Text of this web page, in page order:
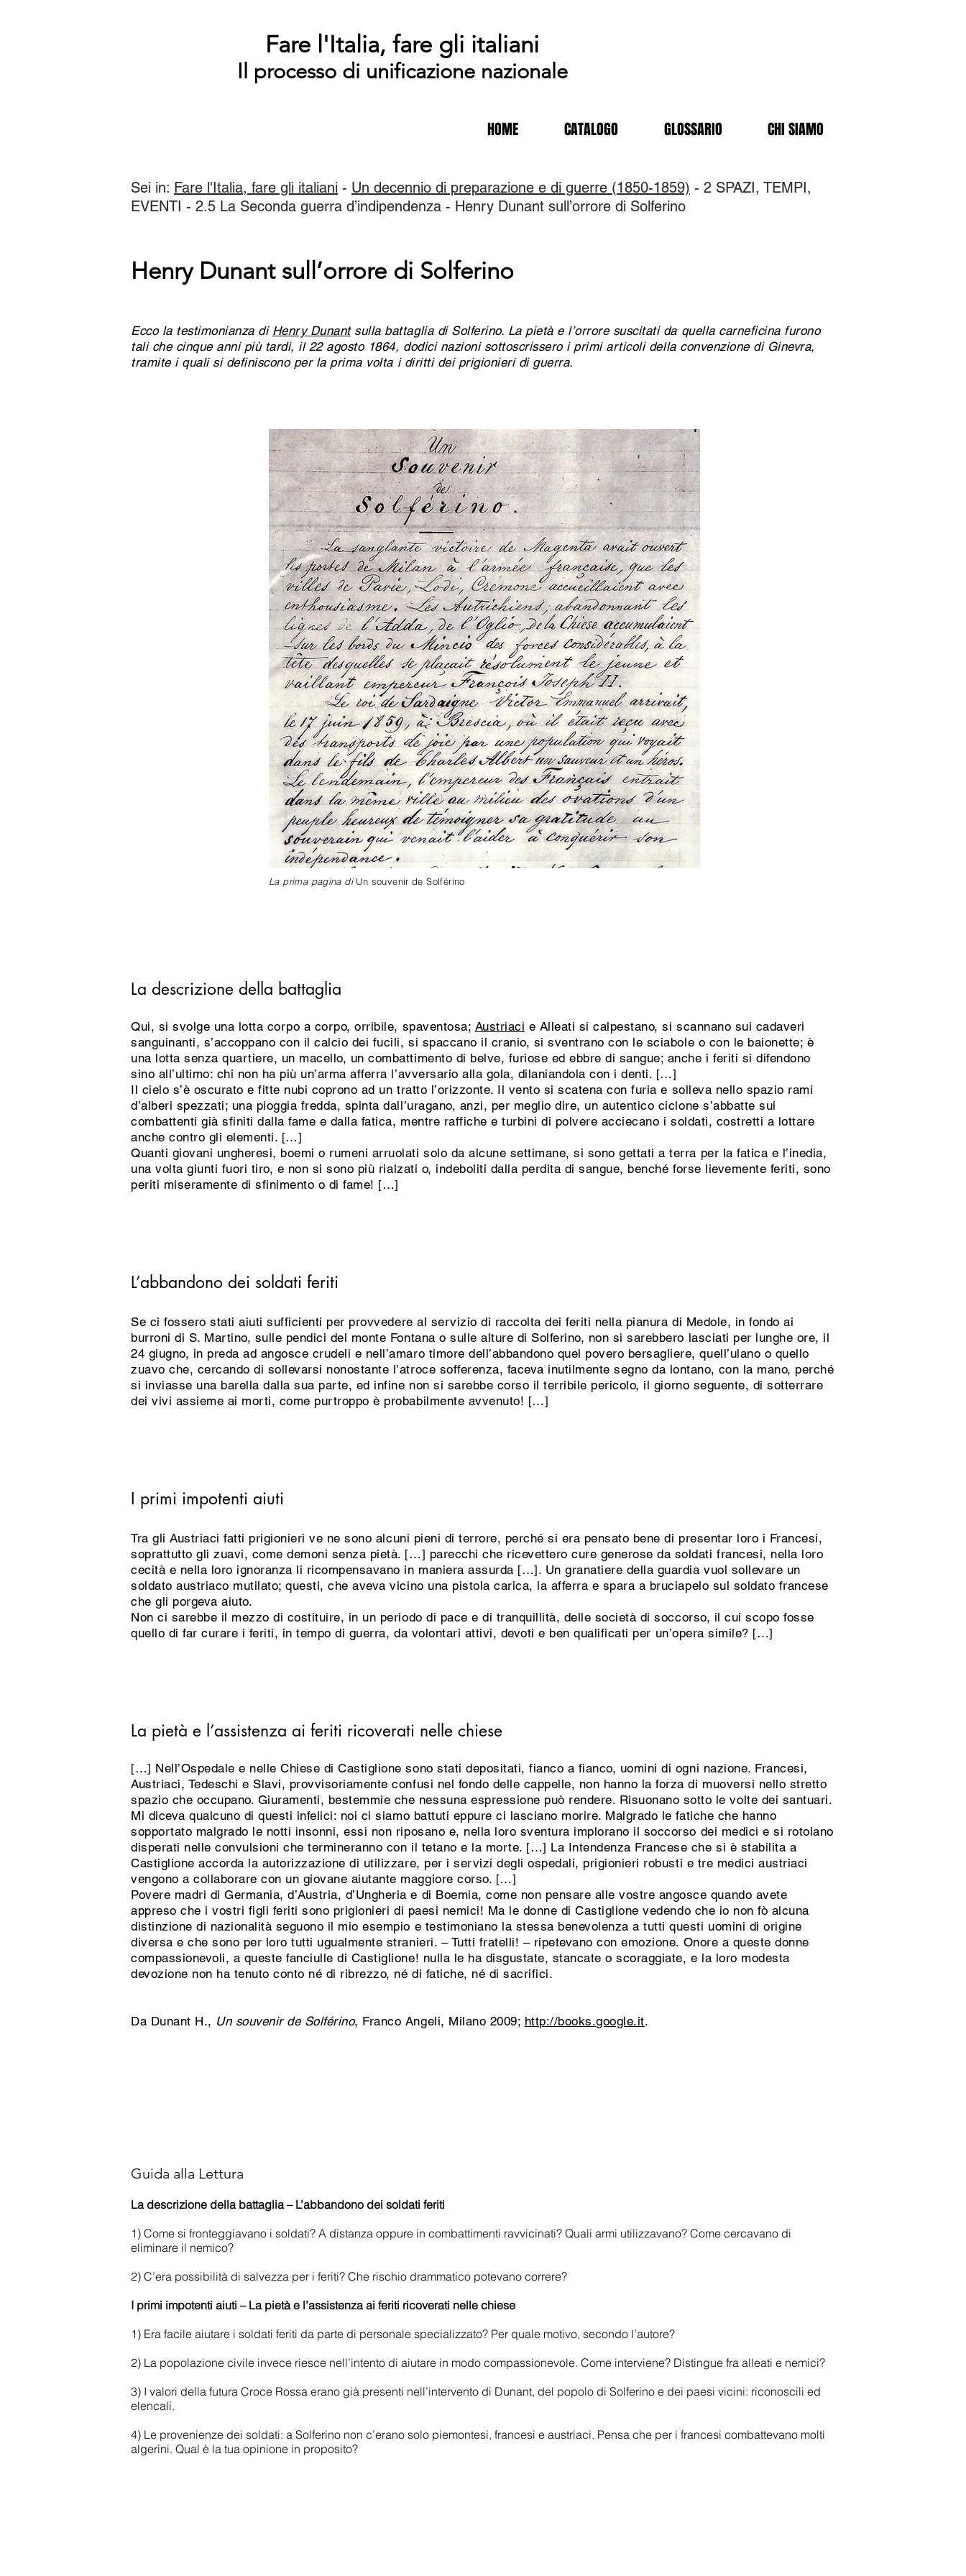
Fare l'Italia, fare gli italiani
Il processo di unificazione nazionale
HOME CATALOGO GLOSSARIO CHI SIAMO
Sei in: Fare l'Italia, fare gli italiani - Un decennio di preparazione e di guerre (1850-1859) - 2 SPAZI, TEMPI,
EVENTI - 2.5 La Seconda guerra d’indipendenza - Henry Dunant sull’orrore di Solferino
Henry Dunant sull’orrore di Solferino
Ecco la testimonianza di Henry Dunantsulla battaglia di Solferino. La pietà e l’orrore suscitati da quella carneficina furono
tali che cinque anni più tardi, il 22 agosto 1864, dodici nazioni sottoscrissero i primi articoli della convenzione di Ginevra,
tramite i quali si definiscono per la prima volta i diritti dei prigionieri di guerra.
La prima pagina di Un souvenir de Solférino
La descrizione della battaglia
Qui, si svolge una lotta corpo a corpo, orribile, spaventosa; Austriaci e Alleati si calpestano, si scannano sui cadaveri
sanguinanti, s’accoppano con il calcio dei fucili, si spaccano il cranio, si sventrano con le sciabole o con le baionette; è
una lotta senza quartiere, un macello, un combattimento di belve, furiose ed ebbre di sangue; anche i feriti si difendono
sino all’ultimo: chi non ha più un’arma afferra l’avversario alla gola, dilaniandola con i denti. […]
Il cielo s’è oscurato e fitte nubi coprono ad un tratto l’orizzonte. Il vento si scatena con furia e solleva nello spazio rami
d’alberi spezzati; una pioggia fredda, spinta dall’uragano, anzi, per meglio dire, un autentico ciclone s’abbatte sui
combattenti già sfiniti dalla fame e dalla fatica, mentre raffiche e turbini di polvere acciecano i soldati, costretti a lottare
anche contro gli elementi. […]
Quanti giovani ungheresi, boemi o rumeni arruolati solo da alcune settimane, si sono gettati a terra per la fatica e l’inedia,
una volta giunti fuori tiro, e non si sono più rialzati o, indeboliti dalla perdita di sangue, benché forse lievemente feriti, sono
periti miseramente di sfinimento o di fame! […]
L’abbandono dei soldati feriti
Se ci fossero stati aiuti sufficienti per provvedere al servizio di raccolta dei feriti nella pianura di Medole, in fondo ai
burroni di S. Martino, sulle pendici del monte Fontana o sulle alture di Solferino, non si sarebbero lasciati per lunghe ore, il
24 giugno, in preda ad angosce crudeli e nell’amaro timore dell’abbandono quel povero bersagliere, quell’ulano o quello
zuavo che, cercando di sollevarsi nonostante l’atroce sofferenza, faceva inutilmente segno da lontano, con la mano, perché
si inviasse una barella dalla sua parte, ed infine non si sarebbe corso il terribile pericolo, il giorno seguente, di sotterrare
dei vivi assieme ai morti, come purtroppo è probabilmente avvenuto! […]
I primi impotenti aiuti
Tra gli Austriaci fatti prigionieri ve ne sono alcuni pieni di terrore, perché si era pensato bene di presentar loro i Francesi,
soprattutto gli zuavi, come demoni senza pietà. […] parecchi che ricevettero cure generose da soldati francesi, nella loro
cecità e nella loro ignoranza li ricompensavano in maniera assurda […]. Un granatiere della guardia vuol sollevare un
soldato austriaco mutilato; questi, che aveva vicino una pistola carica, la afferra e spara a bruciapelo sul soldato francese
che gli porgeva aiuto.
Non ci sarebbe il mezzo di costituire, in un periodo di pace e di tranquillità, delle società di soccorso, il cui scopo fosse
quello di far curare i feriti, in tempo di guerra, da volontari attivi, devoti e ben qualificati per un’opera simile? […]
La pietà e l’assistenza ai feriti ricoverati nelle chiese
[…] Nell’Ospedale e nelle Chiese di Castiglione sono stati depositati, fianco a fianco, uomini di ogni nazione. Francesi,
Austriaci, Tedeschi e Slavi, provvisoriamente confusi nel fondo delle cappelle, non hanno la forza di muoversi nello stretto
spazio che occupano. Giuramenti, bestemmie che nessuna espressione può rendere. Risuonano sotto le volte dei santuari.
Mi diceva qualcuno di questi infelici: noi ci siamo battuti eppure ci lasciano morire. Malgrado le fatiche che hanno
sopportato malgrado le notti insonni, essi non riposano e, nella loro sventura implorano il soccorso dei medici e si rotolano
disperati nelle convulsioni che termineranno con il tetano e la morte. […] La Intendenza Francese che si è stabilita a
Castiglione accorda la autorizzazione di utilizzare, per i servizi degli ospedali, prigionieri robusti e tre medici austriaci
vengono a collaborare con un giovane aiutante maggiore corso. […]
Povere madri di Germania, d’Austria, d’Ungheria e di Boemia, come non pensare alle vostre angosce quando avete
appreso che i vostri figli feriti sono prigionieri di paesi nemici! Ma le donne di Castiglione vedendo che io non fò alcuna
distinzione di nazionalità seguono il mio esempio e testimoniano la stessa benevolenza a tutti questi uomini di origine
diversa e che sono per loro tutti ugualmente stranieri. – Tutti fratelli! – ripetevano con emozione. Onore a queste donne
compassionevoli, a queste fanciulle di Castiglione! nulla le ha disgustate, stancate o scoraggiate, e la loro modesta
devozione non ha tenuto conto né di ribrezzo, né di fatiche, né di sacrifici.
Da Dunant H., Un souvenir de Solférino, Franco Angeli, Milano 2009; http://books.google.it.
Guida alla Lettura
La descrizione della battaglia – L’abbandono dei soldati feriti
1) Come si fronteggiavano i soldati? A distanza oppure in combattimenti ravvicinati? Quali armi utilizzavano? Come cercavano di
eliminare il nemico?
2) C’era possibilità di salvezza per i feriti? Che rischio drammatico potevano correre?
I primi impotenti aiuti – La pietà e l’assistenza ai feriti ricoverati nelle chiese
1) Era facile aiutare i soldati feriti da parte di personale specializzato? Per quale motivo, secondo l’autore?
2) La popolazione civile invece riesce nell’intento di aiutare in modo compassionevole. Come interviene? Distingue fra alleati e nemici?
3) I valori della futura Croce Rossa erano già presenti nell’intervento di Dunant, del popolo di Solferino e dei paesi vicini: riconoscili ed
elencali.
4) Le provenienze dei soldati: a Solferino non c’erano solo piemontesi, francesi e austriaci. Pensa che per i francesi combattevano molti
algerini. Qual è la tua opinione in proposito?